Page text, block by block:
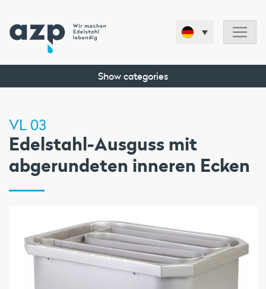
Show categories
VL 03
Edelstahl-Ausguss mit
abgerundeten inneren Ecken